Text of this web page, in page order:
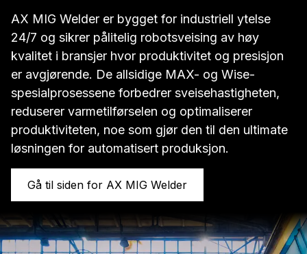
AX MIG Welder er bygget for industriell ytelse
24/7 og sikrer pålitelig robotsveising av høy
kvalitet i bransjer hvor produktivitet og presisjon
er avgjørende. De allsidige MAX- og Wise-
spesialprosessene forbedrer sveisehastigheten,
reduserer varmetilførselen og optimaliserer
produktiviteten, noe som gjør den til den ultimate
løsningen for automatisert produksjon.
Gå til siden for AX MIG Welder